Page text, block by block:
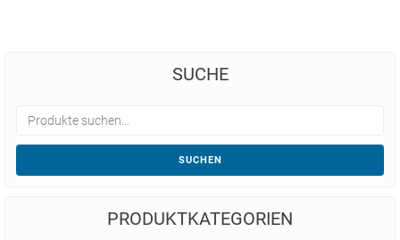
SUCHE
SUCHEN
PRODUKTKATEGORIEN